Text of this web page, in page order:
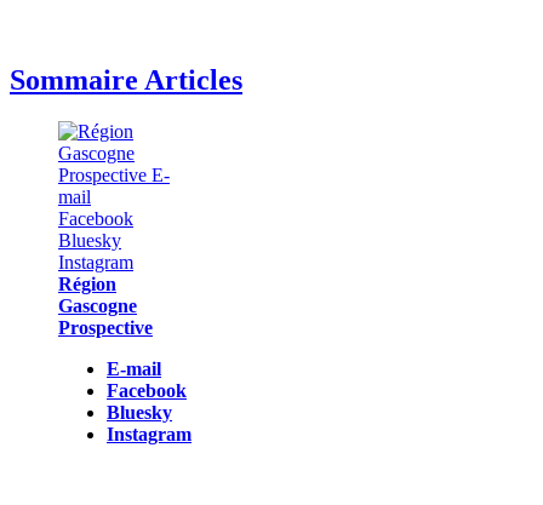
Sommaire Articles
Région
Gascogne
Prospective
E-mail
Facebook
Bluesky
Instagram